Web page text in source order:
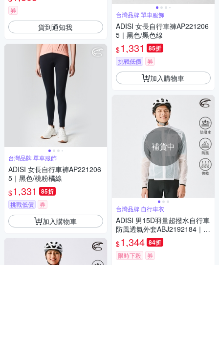
券
貨到通知我
台灣品牌 單車服飾
ADISI 女長自行車褲AP221206
5｜黑色/桃粉橘線
$1,331 85折
挑戰低價 券
加入購物車
台灣品牌 單車服飾
ADISI 女長自行車褲AP221206
5｜黑色/黑色線
$1,331 85折
挑戰低價 券
加入購物車
補貨中
台灣品牌 自行車衣
ADISI 男15D羽量超撥水自行車
防風透氣外套ABJ2192184｜透
明白
$1,344 84折
限時下殺 券